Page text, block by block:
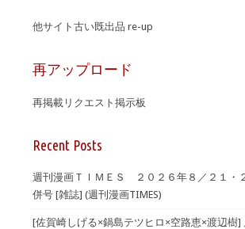
他サイト古い既出品 re-up
再アップロード
再掲載リクエスト掲示板
Recent Posts
週刊漫画ＴＩＭＥＳ ２０２６年８／２１・
併号 [雑誌] (週刊漫画TIMES)
[佐賀崎しげる×鍋島テツヒロ×空路恵×渡辺樹]